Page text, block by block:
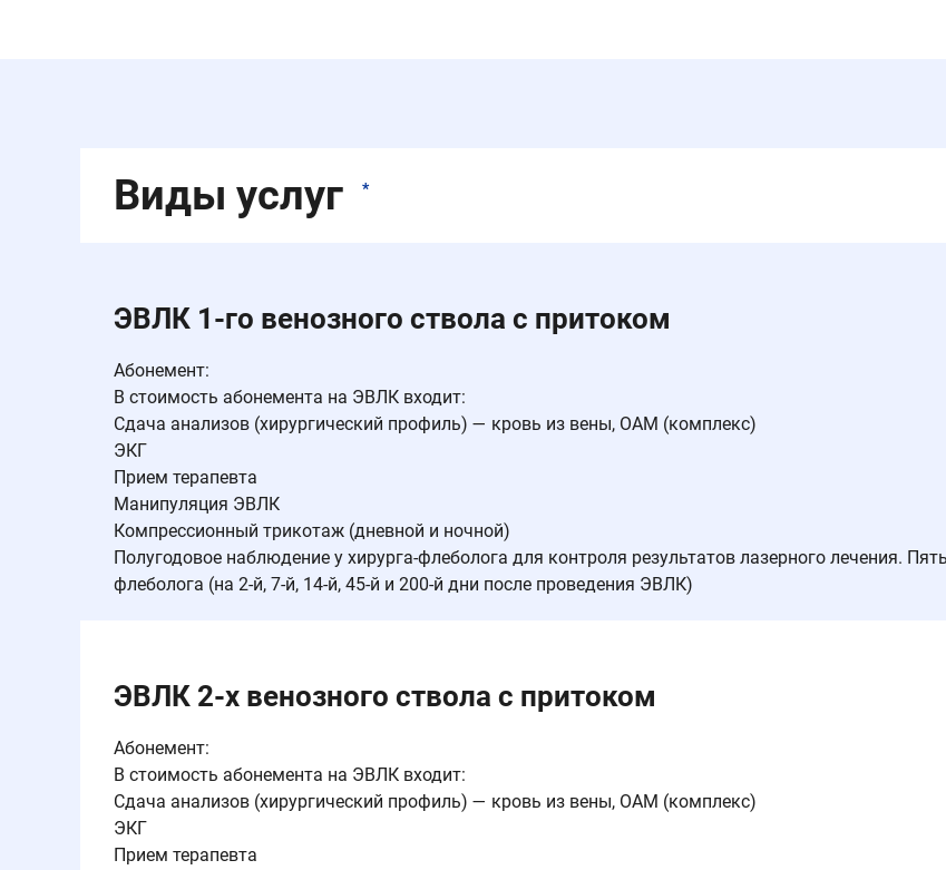
Виды услуг *
ЭВЛК 1-го венозного ствола c притоком
Абонемент:
В стоимость абонемента на ЭВЛК входит:
Сдача анализов (хирургический профиль) — кровь из вены, ОАМ (комплекс)
ЭКГ
Прием терапевта
Манипуляция ЭВЛК
Компрессионный трикотаж (дневной и ночной)
Полугодовое наблюдение у хирурга-флеболога для контроля результатов лазерного лечения.
флеболога (на 2-й, 7-й, 14-й, 45-й и 200-й дни после проведения ЭВЛК)
ЭВЛК 2-х венозного ствола c притоком
Абонемент:
В стоимость абонемента на ЭВЛК входит:
Сдача анализов (хирургический профиль) — кровь из вены, ОАМ (комплекс)
ЭКГ
Прием терапевта